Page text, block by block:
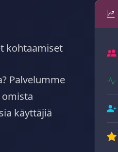
kohtaamiset
Palvelumme
käyttäjiä